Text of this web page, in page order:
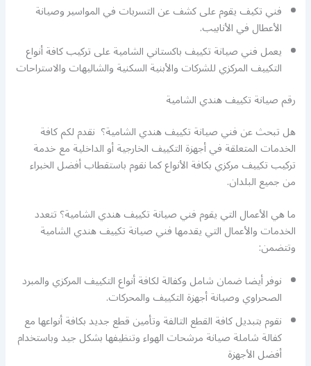
فني تكيف يقوم على كشف عن التسربات في المواسير وصيانة
الأعطال في الأنابيب.
يعمل فني صيانة تكييف باكستاني الشامية على تركيب كافة أنواع
التكييف المركزي للشركات والأبنية السكنية والشاليهات والاستراحات
رقم صيانة تكييف هندي الشامية
هل تبحث عن فني صيانة تكييف هندي الشامية؟ نقدم لكم كافة
الخدمات المتعلقة في أجهزة التكييف الخارجية أو الداخلية مع خدمة
تركيب تكييف مركزي بكافة الأنواع كما نقوم باستقطاب أفضل الخبراء
من جميع البلدان.
ما هي الأعمال التي يقوم فني صيانة تكييف هندي الشامية؟ تتعدد
الخدمات والأعمال التي يقدمها فني صيانة تكييف هندي الشامية
وتتضمن:
نوفر أيضا ضمان شامل وكفالة لكافة أنواع التكييف المركزي والمبرد
الصحراوي وصيانة أجهزة التكييف والمحركات.
نقوم بتبديل كافة القطع التالفة وتأمين قطع جديد بكافة أنواعها مع
كفالة شاملة صيانة مرشحات الهواء وتنظيفها بشكل جيد وباستخدام
أفضل الأجهزة